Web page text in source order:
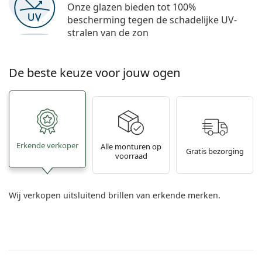
Onze glazen bieden tot 100%
bescherming tegen de schadelijke UV-
stralen van de zon
De beste keuze voor jouw ogen
Erkende verkoper
Alle monturen op
voorraad
Gratis bezorging
Wij verkopen uitsluitend brillen van erkende merken.